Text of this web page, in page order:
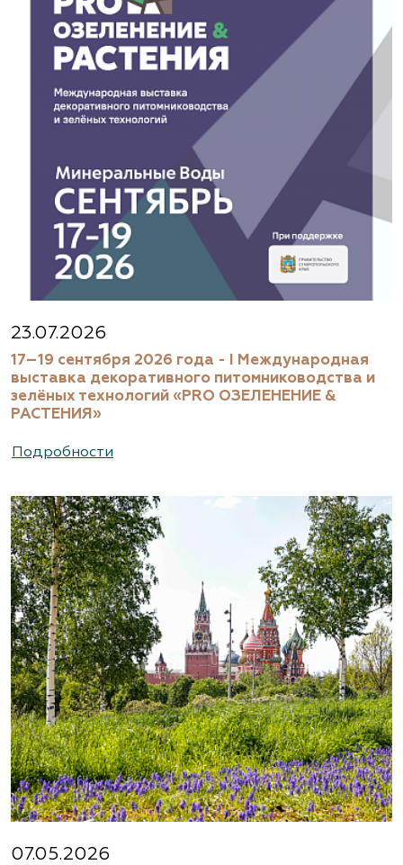
23.07.2026
17–19 сентября 2026 года - I Международная
выставка декоративного питомниководства и
зелёных технологий «PRO ОЗЕЛЕНЕНИЕ &
РАСТЕНИЯ»
Подробности
07.05.2026